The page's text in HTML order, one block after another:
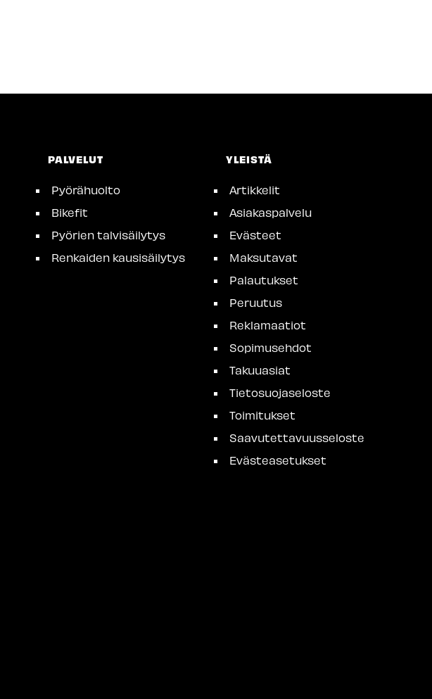
PALVELUT
Pyörähuolto
Bikefit
Pyörien talvisäilytys
Renkaiden kausisäilytys
YLEISTÄ
Artikkelit
Asiakaspalvelu
Evästeet
Maksutavat
Palautukset
Peruutus
Reklamaatiot
Sopimusehdot
Takuuasiat
Tietosuojaseloste
Toimitukset
Saavutettavuusseloste
Evästeasetukset